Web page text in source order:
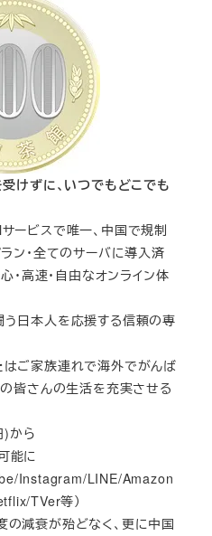
けずに、いつでもどこでも
ービスで唯一、中国で規制
ン・全てのサーバに導入済
・高速・自由なオンライン体
う日本人を応援する信頼の専
はご家族連れで海外でがんば
皆さんの生活を充実させる
から
能に
Instagram/LINE/Amazon
TVer等）
の減衰が殆どなく、更に中国